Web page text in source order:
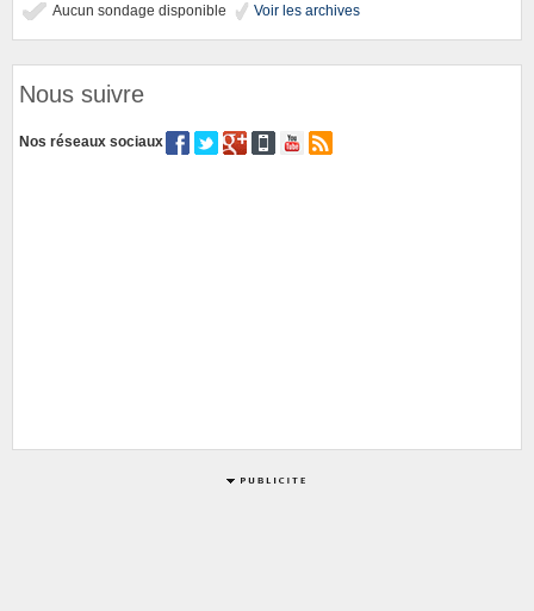
Aucun sondage disponible Voir les archives
Nous suivre
Nos réseaux sociaux